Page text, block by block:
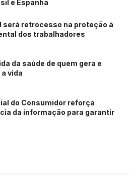
e Espanha
será retrocesso na proteção à
dos trabalhadores
da saúde de quem gera e
vida
do Consumidor reforça
da informação para garantir